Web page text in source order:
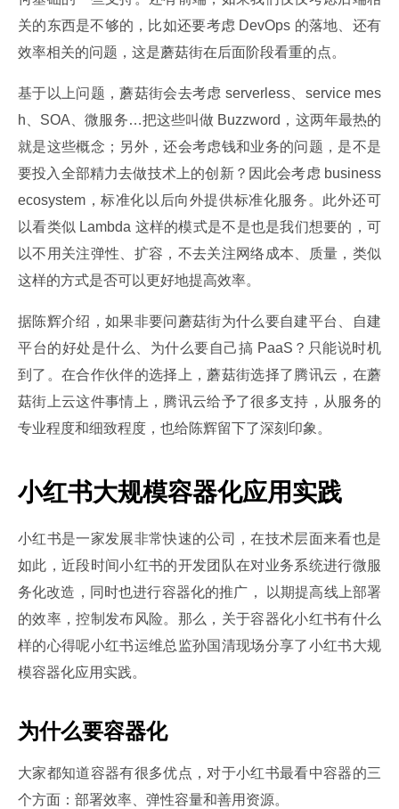
关的东西是不够的，比如还要考虑 DevOps 的落地、还有
效率相关的问题，这是蘑菇街在后面阶段看重的点。
基于以上问题，蘑菇街会去考虑 serverless、service mes
h、SOA、微服务…把这些叫做 Buzzword，这两年最热的
就是这些概念；另外，还会考虑钱和业务的问题，是不是
要投入全部精力去做技术上的创新？因此会考虑 business
ecosystem，标准化以后向外提供标准化服务。此外还可
以看类似 Lambda 这样的模式是不是也是我们想要的，可
以不用关注弹性、扩容，不去关注网络成本、质量，类似
这样的方式是否可以更好地提高效率。
据陈辉介绍，如果非要问蘑菇街为什么要自建平台、自建
平台的好处是什么、为什么要自己搞 PaaS？只能说时机
到了。在合作伙伴的选择上，蘑菇街选择了腾讯云，在蘑
菇街上云这件事情上，腾讯云给予了很多支持，从服务的
专业程度和细致程度，也给陈辉留下了深刻印象。
小红书大规模容器化应用实践
小红书是一家发展非常快速的公司，在技术层面来看也是
如此，近段时间小红书的开发团队在对业务系统进行微服
务化改造，同时也进行容器化的推广， 以期提高线上部署
的效率，控制发布风险。那么，关于容器化小红书有什么
样的心得呢小红书运维总监孙国清现场分享了小红书大规
模容器化应用实践。
为什么要容器化
大家都知道容器有很多优点，对于小红书最看中容器的三
个方面：部署效率、弹性容量和善用资源。